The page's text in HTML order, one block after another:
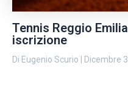
Tennis Reggio
iscrizione
Di Eugenio Scurio Dicembre